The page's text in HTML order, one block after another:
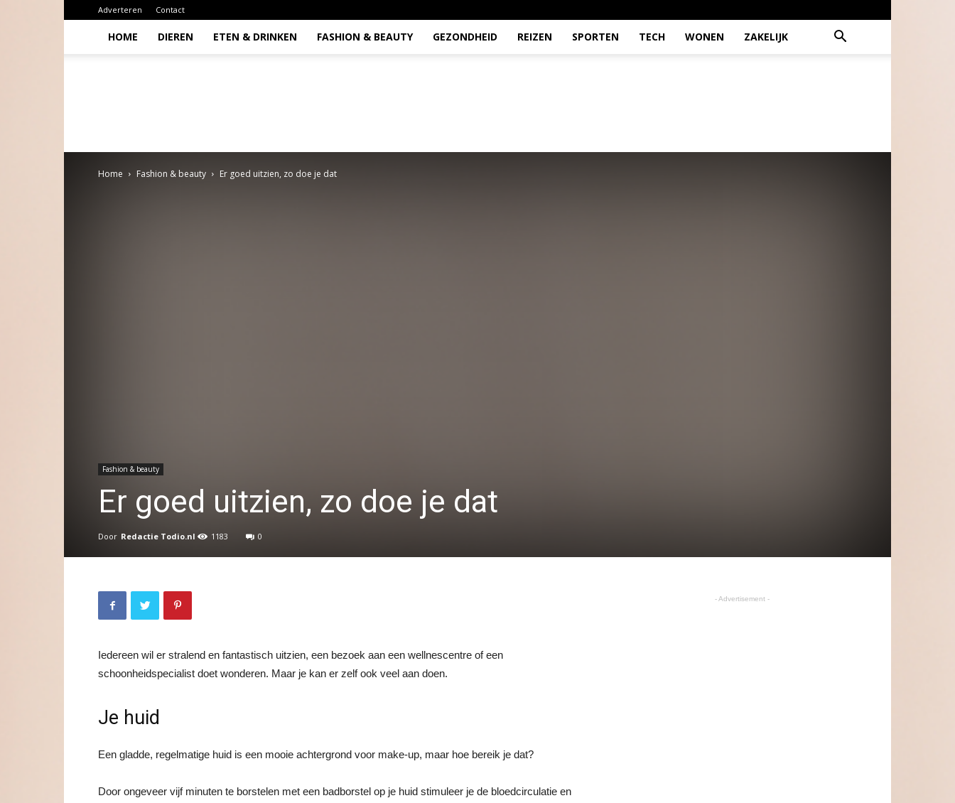
Adverteren Contact
HOME DIEREN ETEN & DRINKEN FASHION & BEAUTY GEZONDHEID REIZEN SPORTEN TECH WONEN ZAKELIJK
Home Fashion & beauty Er goed uitzien, zo doe je dat
Fashion & beauty
Er goed uitzien, zo doe je dat
Door Redactie Todio.nl 1183 0
Iedereen wil er stralend en fantastisch uitzien, een bezoek aan een wellnescentre of een
schoonheidspecialist doet wonderen. Maar je kan er zelf ook veel aan doen.
Je huid
Een gladde, regelmatige huid is een mooie achtergrond voor make-up, maar hoe bereik je dat?
Door ongeveer vijf minuten te borstelen met een badborstel op je huid stimuleer je de bloedcirculatie en
- Advertisement -